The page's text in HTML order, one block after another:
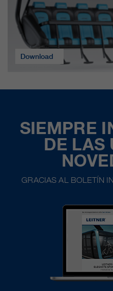
Download
SIEMPRE
DE LAS
GRACIAS AL BOLETÍN